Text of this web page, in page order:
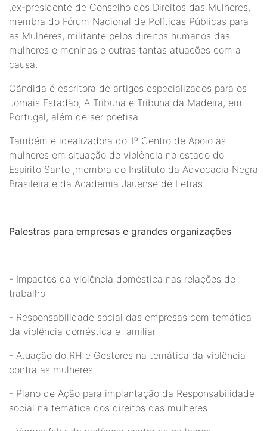
,ex-presidente de Conselho dos Direitos das Mulheres,
membra do Fórum Nacional de Políticas Públicas para
as Mulheres, militante pelos direitos humanos das
mulheres e meninas e outras tantas atuações com a
causa.
Cândida é escritora de artigos especializados para os
Jornais Estadão, A Tribuna e Tribuna da Madeira, em
Portugal, além de ser poetisa
Também é idealizadora do 1º Centro de Apoio às
mulheres em situação de violência no estado do
Espirito Santo ,membra do Instituto da Advocacia Negra
Brasileira e da Academia Jauense de Letras.
Palestras para empresas e grandes organizações
- Impactos da violência doméstica nas relações de
trabalho
- Responsabilidade social das empresas com temática
da violência doméstica e familiar
- Atuação do RH e Gestores na temática da violência
contra as mulheres
- Plano de Ação para implantação da Responsabilidade
social na temática dos direitos das mulheres